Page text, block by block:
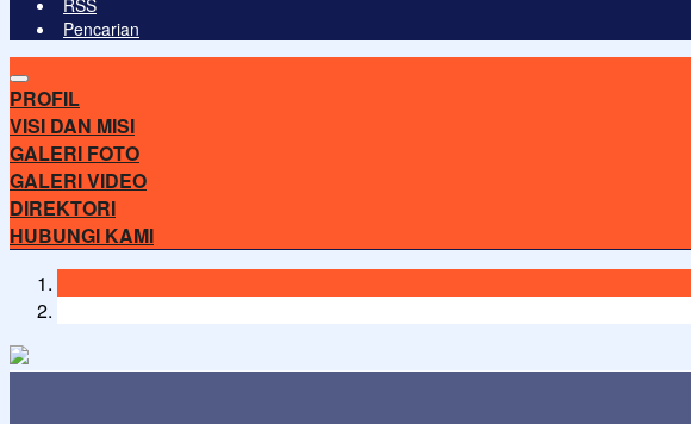
Pencarian
PROFIL
VISI DAN MISI
GALERI FOTO
GALERI VIDEO
DIREKTORI
HUBUNGI KAMI